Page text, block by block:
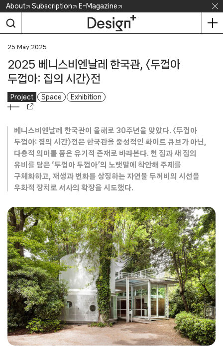
Skip
content
About Subscription E-Magazine
25 May 2025
2025 베니스비엔날레 한국관, 〈두껍아
두껍아: 집의 시간〉전
Project Space Exhibition
베니스비엔날레 한국관이 올해로 30주년을 맞았다. 〈두껍아
두껍아: 집의 시간〉전은 한국관을 중성적인 화이트 큐브가 아닌,
다층적 의미를 품은 유기적 존재로 바라본다. 헌 집과 새 집의
유비를 담은 ‘두껍아 두껍아’의 노랫말에 착안해 주제를
구체화하고, 재생과 변화를 상징하는 자연물 두꺼비의 시선을
우화적 장치로 서사의 확장을 시도했다.